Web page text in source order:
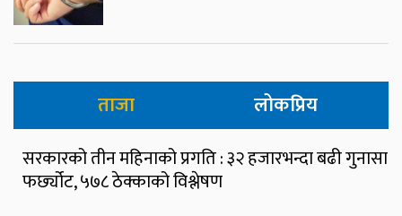
ताजा लोकप्रिय
सरकारको तीन महिनाको प्रगति : ३२ हजारभन्दा बढी गुनासा
फर्छ्योट, ५७८ ठेक्काको विश्लेषण